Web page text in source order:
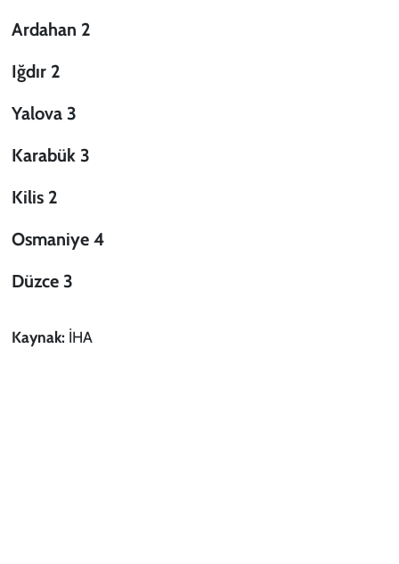
Ardahan 2
Iğdır 2
Yalova 3
Karabük 3
Kilis 2
Osmaniye 4
Düzce 3
Kaynak: İHA